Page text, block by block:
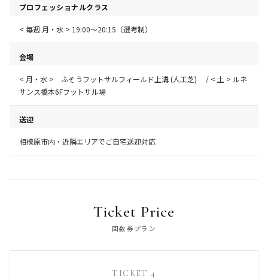
プロフェッショナルクラス
< 毎週 月・水 > 19:00〜20:15（選考制）
会場
< 月・水 > ふそうフットサルフィールド上溝 (人工芝) / < 土 > ルネ
サンス橋本6Fフットサル場
送迎
相模原市内・近隣エリアでご自宅送迎対応
Ticket Price
回数券プラン
TICKET 4